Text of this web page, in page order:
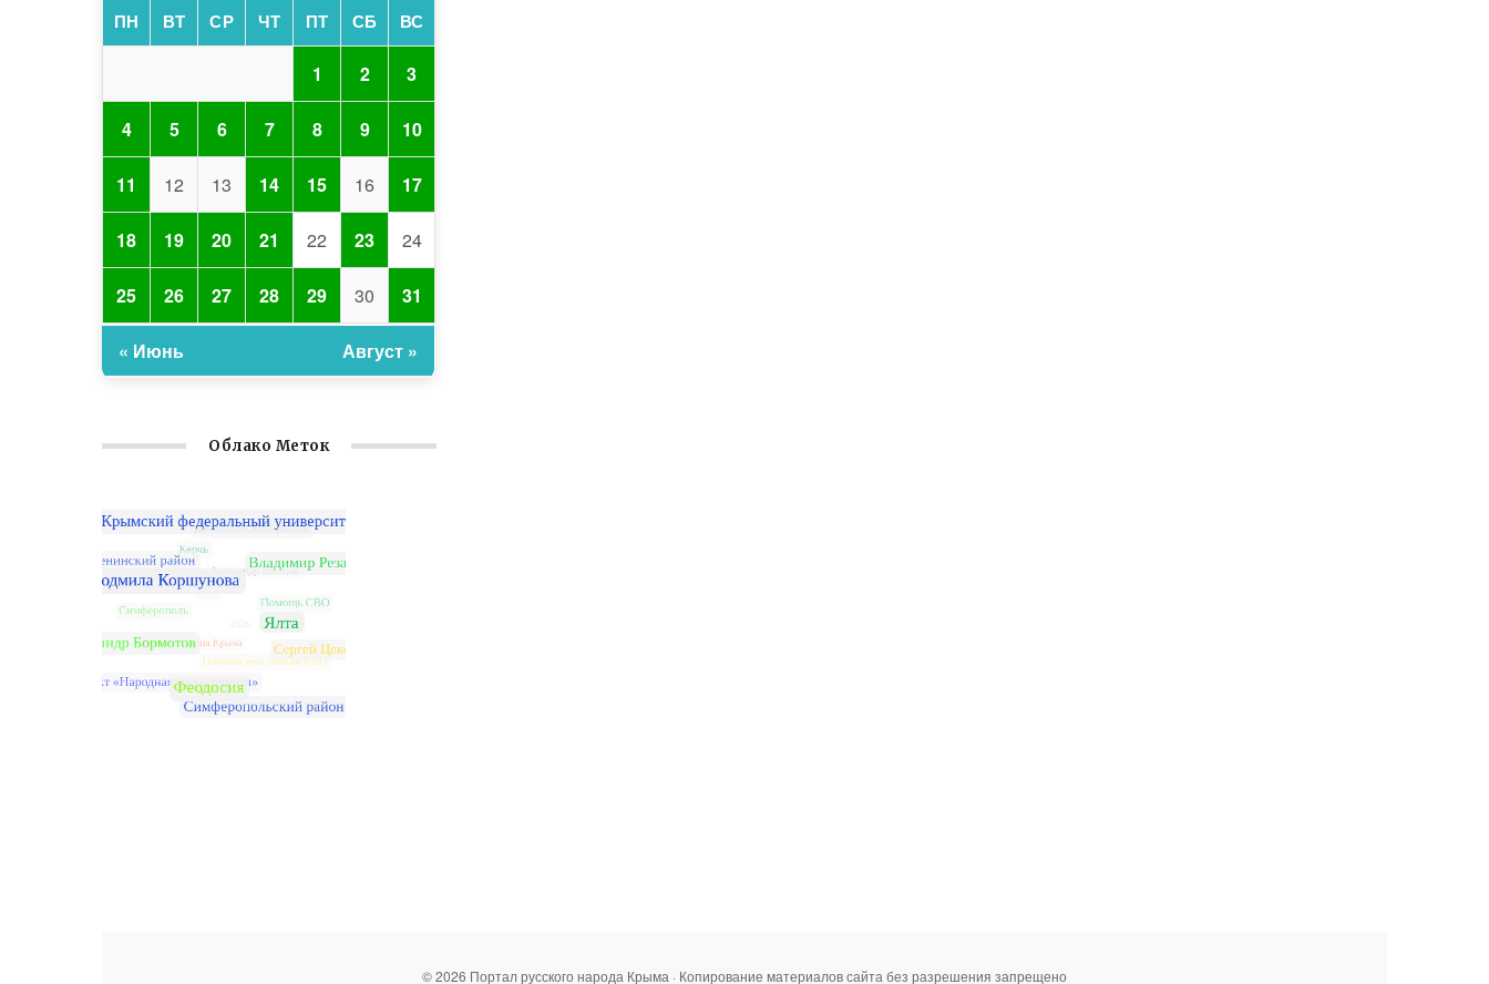
ПН ВТ СР ЧТ ПТ СБ ВС
1 2 3
4 5 6 7 8 9 10
11 12 13 14 15 16 17
18 19 20 21 22 23 24
25 26 27 28 29 30 31
« Июнь Август »
Облако Меток
© 2026 Портал русского народа Крыма · Копирование материалов сайта без разрешения запрещено